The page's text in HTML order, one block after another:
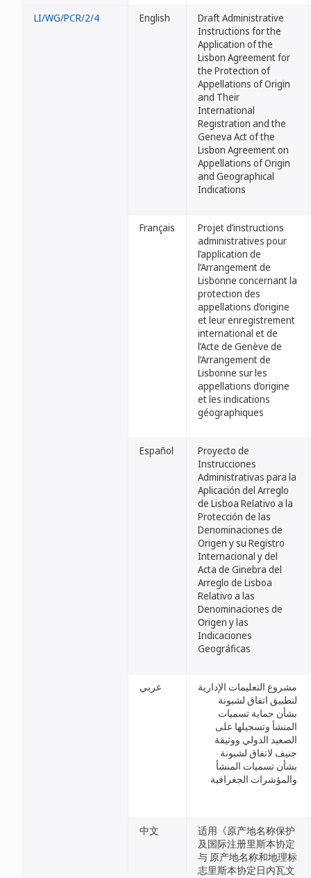
LI/WG/PCR/2/4 English
Draft Administrative
Instructions for the
Application of the
Lisbon Agreement for
the Protection of
Appellations of Origin
and Their
International
Registration and the
Geneva Act of the
Lisbon Agreement on
Appellations of Origin
and Geographical
Indications
Français
Projet d’instructions
administratives pour
l’application de
l’Arrangement de
Lisbonne concernant la
protection des
appellations d’origine
et leur enregistrement
international et de
l’Acte de Genève de
l’Arrangement de
Lisbonne sur les
appellations d’origine
et les indications
géographiques
Español
Proyecto de
Instrucciones
Administrativas para la
Aplicación del Arreglo
de Lisboa Relativo a la
Protección de las
Denominaciones de
Origen y su Registro
Internacional y del
Acta de Ginebra del
Arreglo de Lisboa
Relativo a las
Denominaciones de
Origen y las
Indicaciones
Geográficas
عربي
مشروع التعليمات الإدارية
لتطبيق اتفاق لشبونة
بشأن حماية تسميات
المنشأ وتسجيلها على
الصعيد الدولي ووثيقة
جنيف لاتفاق لشبونة
بشأن تسميات المنشأ
والمؤشرات الجغرافية
中文
适用《原产地名称保护
及国际注册里斯本协定
与 原产地名称和地理标
志里斯本协定日内瓦文